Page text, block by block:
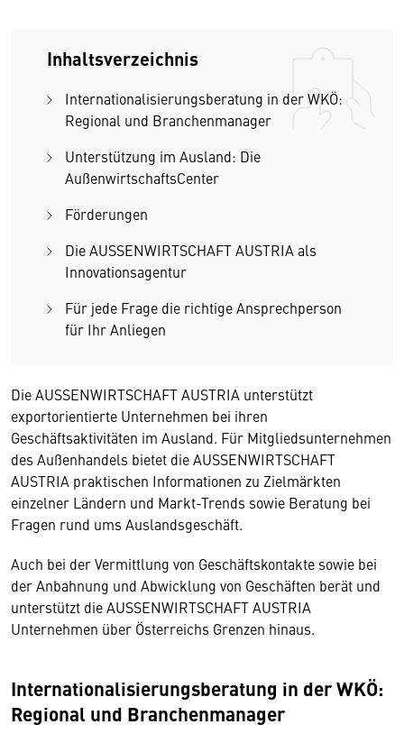
Inhaltsverzeichnis
Internationalisierungsberatung in der WKÖ:
Regional und Branchenmanager
Unterstützung im Ausland: Die
AußenwirtschaftsCenter
Förderungen
Die AUSSENWIRTSCHAFT AUSTRIA als
Innovationsagentur
Für jede Frage die richtige Ansprechperson
für Ihr Anliegen
Die AUSSENWIRTSCHAFT AUSTRIA unterstützt
exportorientierte Unternehmen bei ihren
Geschäftsaktivitäten im Ausland. Für Mitgliedsunternehmen
des Außenhandels bietet die AUSSENWIRTSCHAFT
AUSTRIA praktischen Informationen zu Zielmärkten
einzelner Ländern und Markt-Trends sowie Beratung bei
Fragen rund ums Auslandsgeschäft.
Auch bei der Vermittlung von Geschäftskontakte sowie bei
der Anbahnung und Abwicklung von Geschäften berät und
unterstützt die AUSSENWIRTSCHAFT AUSTRIA
Unternehmen über Österreichs Grenzen hinaus.
Internationalisierungsberatung in der WKÖ:
Regional und Branchenmanager